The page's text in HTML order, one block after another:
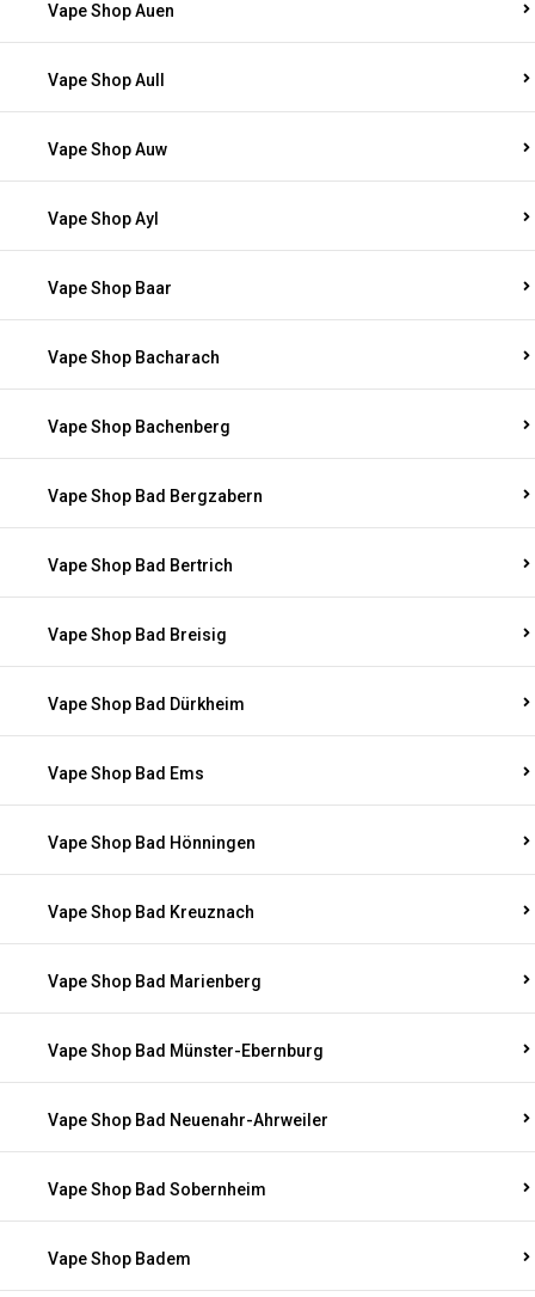
Vape Shop Auen
Vape Shop Aull
Vape Shop Auw
Vape Shop Ayl
Vape Shop Baar
Vape Shop Bacharach
Vape Shop Bachenberg
Vape Shop Bad Bergzabern
Vape Shop Bad Bertrich
Vape Shop Bad Breisig
Vape Shop Bad Dürkheim
Vape Shop Bad Ems
Vape Shop Bad Hönningen
Vape Shop Bad Kreuznach
Vape Shop Bad Marienberg
Vape Shop Bad Münster-Ebernburg
Vape Shop Bad Neuenahr-Ahrweiler
Vape Shop Bad Sobernheim
Vape Shop Badem